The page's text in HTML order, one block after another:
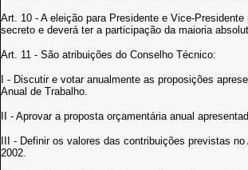
Art. 10 - A eleição para Presidente e Vice-
secreto e deverá ter a participação da maioria
Art. 11 - São atribuições do Conselho Técnico:
I - Discutir e votar anualmente as proposições
Anual de Trabalho.
II - Aprovar a proposta orçamentária anual
III - Definir os valores das contribuições previstas
2002.